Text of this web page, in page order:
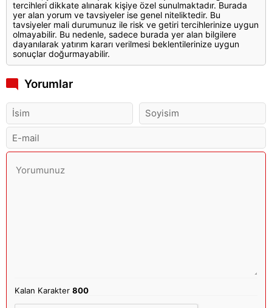
tercihleri dikkate alınarak kişiye özel sunulmaktadır. Burada
yer alan yorum ve tavsiyeler ise genel niteliktedir. Bu
tavsiyeler mali durumunuz ile risk ve getiri tercihlerinize uygun
olmayabilir. Bu nedenle, sadece burada yer alan bilgilere
dayanılarak yatırım kararı verilmesi beklentilerinize uygun
sonuçlar doğurmayabilir.
Yorumlar
Kalan Karakter800